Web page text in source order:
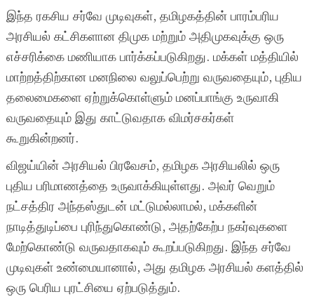
இந்த ரகசிய சர்வே முடிவுகள், தமிழகத்தின் பாரம்பரிய
அரசியல் கட்சிகளான திமுக மற்றும் அதிமுகவுக்கு ஒரு
எச்சரிக்கை மணியாக பார்க்கப்படுகிறது. மக்கள் மத்தியில்
மாற்றத்திற்கான மனநிலை வலுப்பெற்று வருவதையும், புதிய
தலைமைகளை ஏற்றுக்கொள்ளும் மனப்பாங்கு உருவாகி
வருவதையும் இது காட்டுவதாக விமர்சகர்கள்
கூறுகின்றனர்.
விஜய்யின் அரசியல் பிரவேசம், தமிழக அரசியலில் ஒரு
புதிய பரிமாணத்தை உருவாக்கியுள்ளது. அவர் வெறும்
நட்சத்திர அந்தஸ்துடன் மட்டுமல்லாமல், மக்களின்
நாடித்துடிப்பை புரிந்துகொண்டு, அதற்கேற்ப நகர்வுகளை
மேற்கொண்டு வருவதாகவும் கூறப்படுகிறது. இந்த சர்வே
முடிவுகள் உண்மையானால், அது தமிழக அரசியல் களத்தில்
ஒரு பெரிய புரட்சியை ஏற்படுத்தும்.